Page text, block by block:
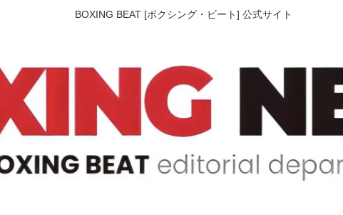
BOXING BEAT [ボクシング・ビート] 公式サイト